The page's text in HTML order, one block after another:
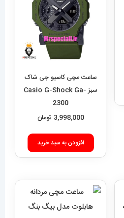
ساعت مچی کاسیو جی شاک
سبز Casio G-Shock Ga-
2300
3,998,000 تومان
افزودن به سبد خرید